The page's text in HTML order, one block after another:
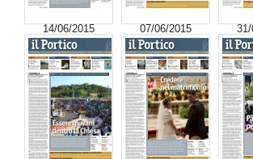
14/06/2015 07/06/2015